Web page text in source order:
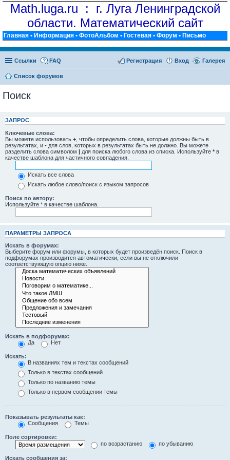
Math.luga.ru : г. Луга Ленинградской
области. Математический сайт
Главная • Информация • ФотоАльбом • Гостевая • Форум • Письмо
Ссылки Галерея
FAQ Вход
Регистрация
Список форумов
Поиск
ЗАПРОС
Ключевые слова:
Вы можете использовать + , чтобы определить слова, которые должны быть в
результатах, и - для слов, которых в результатах быть не должно. Вы можете
разделить слова символом | для поиска любого слова из списка. Используйте * в
качестве шаблона для частичного совпадения.
Искать все слова
Искать любое слово/поиск с языком запросов
Поиск по автору:
Используйте * в качестве шаблона.
ПАРАМЕТРЫ ЗАПРОСА
Искать в форумах:
Выберите форум или форумы, в которых будет произведён поиск. Поиск в
подфорумах производится автоматически, если вы не отключили
соответствующую опцию ниже.
Искать в подфорумах:
Да
Нет
Искать:
В названиях тем и текстах сообщений
Только в текстах сообщений
Только по названию темы
Только в первом сообщении темы
Показывать результаты как:
Сообщения
Темы
Поле сортировки:
по возрастанию
по убыванию
Искать сообщения за: